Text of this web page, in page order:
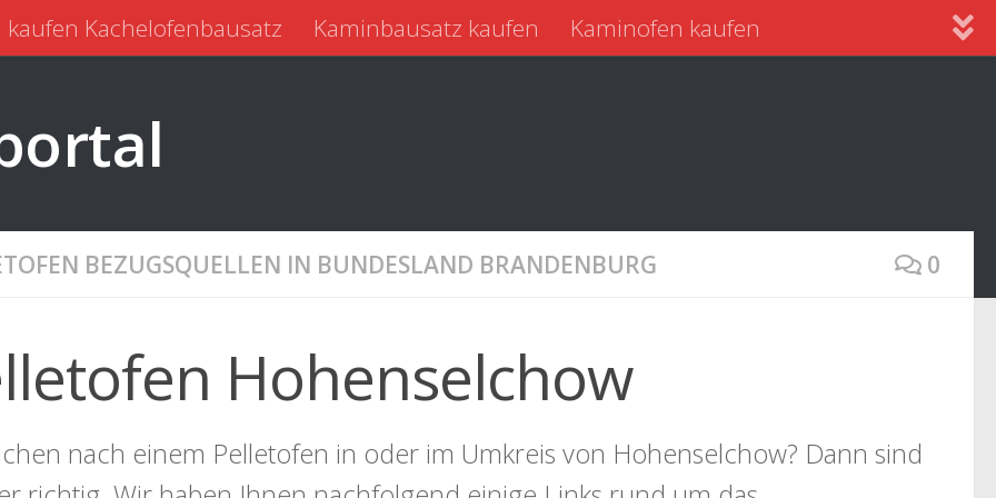
kaufen Kachelofenbausatz Kaminbausatz kaufen
Kaminofen kaufen
BEZUGSQUELLEN IN BUNDESLAND BRANDENBURG 0
Hohenselchow
nach einem Pelletofen in oder im Umkreis von Hohenselchow? Dann sind